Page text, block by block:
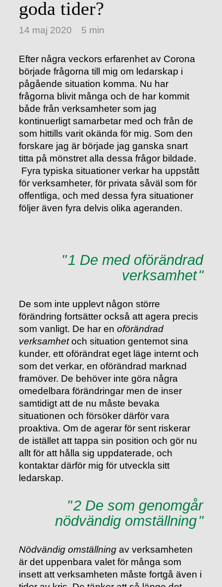
goda tider?
14 maj 2020 5 min
Efter några veckors erfarenhet av Corona
började frågorna till mig om ledarskap i
pågående situation komma. Nu har
frågorna blivit många och de har kommit
både från verksamheter som jag
kontinuerligt samarbetar med och från de
som hittills varit okända för mig. Som den
forskare jag är började jag ganska snart
titta på mönstret alla dessa frågor bildade.
Fyra typiska situationer verkar ha uppstått
för verksamheter, för privata såväl som för
offentliga, och med dessa fyra situationer
följer även fyra delvis olika ageranden.
1 De med oförändrad
verksamhet
De som inte upplevt någon större
förändring fortsätter också att agera precis
som vanligt. De har en oförändrad
verksamhetoch situation gentemot sina
kunder, ett oförändrat eget läge internt och
som det verkar, en oförändrad marknad
framöver. De behöver inte göra några
omedelbara förändringar men de inser
samtidigt att de nu måste bevaka
situationen och försöker därför vara
proaktiva. Om de agerar för sent riskerar
de istället att tappa sin position och gör nu
allt för att hålla sig uppdaterade, och
kontaktar därför mig för utveckla sitt
ledarskap.
2 De som genomgår
nödvändig omställning
Nödvändig omställning av verksamheten
är det uppenbara valet för många som
insett att verksamheten måste fortgå även i